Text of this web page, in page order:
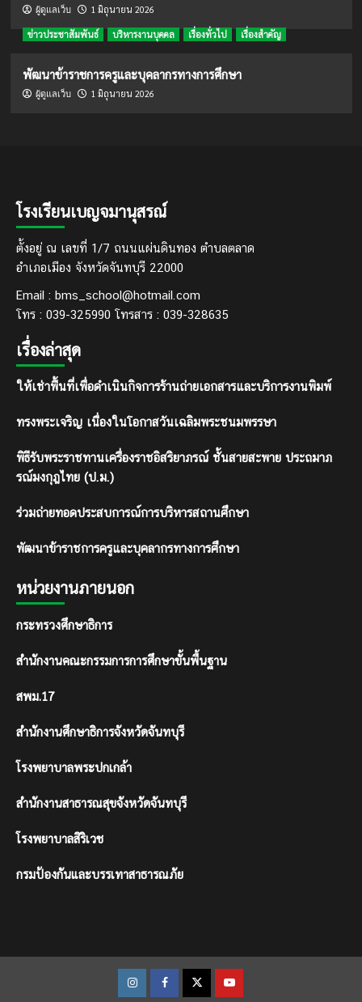
ผู้ดูแลเว็บ 1 มิถุนายน 2026
ข่าวประชาสัมพันธ์ บริหารงานบุคคล เรื่องทั่วไป เรื่องสำคัญ
พัฒนาข้าราชการครูและบุคลากรทางการศึกษา
ผู้ดูแลเว็บ 1 มิถุนายน 2026
โรงเรียนเบญจมานุสรณ์
ตั้งอยู่ ณ เลขที่ 1/7 ถนนแผ่นดินทอง ตำบลตลาด
อำเภอเมือง จังหวัดจันทบุรี 22000
Email : bms_school@hotmail.com
โทร : 039-325990 โทรสาร : 039-328635
เรื่องล่าสุด
ให้เช่าพื้นที่เพื่อดำเนินกิจการร้านถ่ายเอกสารและบริการงานพิมพ์
ทรงพระเจริญ เนื่องในโอกาสวันเฉลิมพระชนมพรรษา
พิธีรับพระราชทานเครื่องราชอิสริยาภรณ์ ชั้นสายสะพาย ประถมาภ
รณ์มงกุฎไทย (ป.ม.)
ร่วมถ่ายทอดประสบการณ์การบริหารสถานศึกษา
พัฒนาข้าราชการครูและบุคลากรทางการศึกษา
หน่วยงานภายนอก
กระทรวงศึกษาธิการ
สำนักงานคณะกรรมการการศึกษาขั้นพื้นฐาน
สพม.17
สำนักงานศึกษาธิการจังหวัดจันทบุรี
โรงพยาบาลพระปกเกล้า
สำนักงานสาธารณสุขจังหวัดจันทบุรี
โรงพยาบาลสิริเวช
กรมป้องกันและบรรเทาสาธารณภัย
InstagramFacebookTwitterYoutube